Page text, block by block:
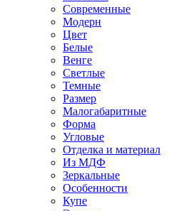
Современные
Модерн
Цвет
Белые
Венге
Светлые
Темные
Размер
Малогабаритные
Форма
Угловые
Отделка и материал
Из МДФ
Зеркальные
Особенности
Купе